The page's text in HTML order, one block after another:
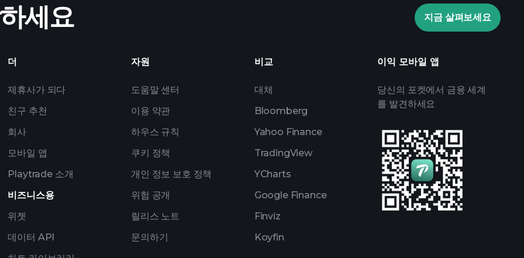
억만장자 포트
세요 지금 살펴보세요
더
제휴사가 되다
친구 추천
회사
모바일 앱
Playtrade 소개
비즈니스용
위젯
데이터 API
자원
도움말 센터
이용 약관
하우스 규칙
쿠키 정책
개인 정보 보호 정책
위험 공개
릴리스 노트
문의하기
비교
대체
Bloomberg
Yahoo Finance
TradingView
YCharts
Google Finance
Finviz
Koyfin
이익 모바일 앱
당신의 포켓에서 금융 세계
를 발견하세요